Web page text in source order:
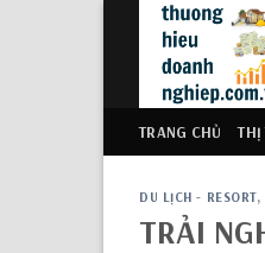
content
TRANG CHỦ THỊ
DU LỊCH - RESORT,
TRẢI